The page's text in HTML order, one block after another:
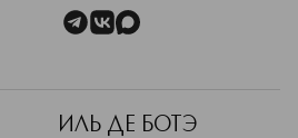
ИЛЬ ДЕ БОТЭ